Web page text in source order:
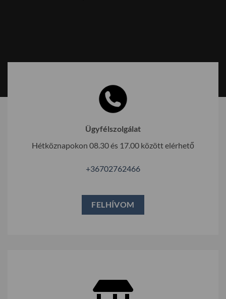
Ügyfélszolgálat
Hétköznapokon 08.30 és 17.00 között elérhető
+36702762466
FELHÍVOM